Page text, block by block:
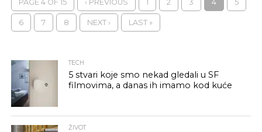
PAGE 4 OF 15 ‹ PREVIOUS 1 2 3 4 5
6 7 8 NEXT › LAST »
TECH
5 stvari koje smo nekad gledali u SF
filmovima, a danas ih imamo kod kuće
ŽIVOT